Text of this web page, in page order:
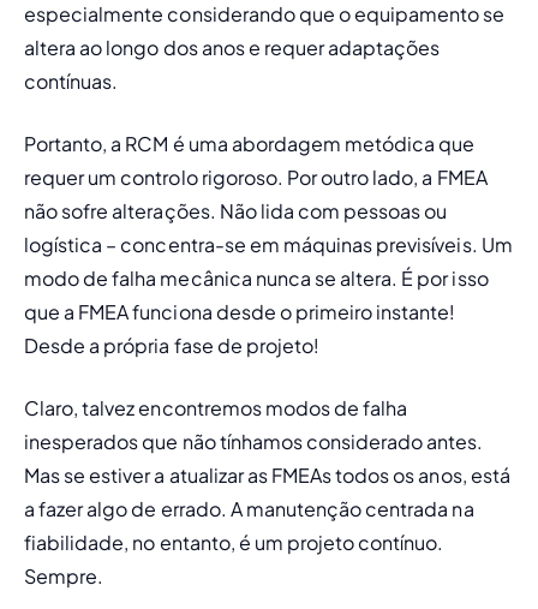
especialmente considerando que o equipamento se
altera ao longo dos anos e requer adaptações
contínuas.
Portanto, a RCM é uma abordagem metódica que
requer um controlo rigoroso. Por outro lado, a FMEA
não sofre alterações. Não lida com pessoas ou
logística – concentra-se em máquinas previsíveis. Um
modo de falha mecânica nunca se altera. É por isso
que a FMEA funciona desde o primeiro instante!
Desde a própria fase de projeto!
Claro, talvez encontremos modos de falha
inesperados que não tínhamos considerado antes.
Mas se estiver a atualizar as FMEAs todos os anos, está
a fazer algo de errado. A manutenção centrada na
fiabilidade, no entanto, é um projeto contínuo.
Sempre.